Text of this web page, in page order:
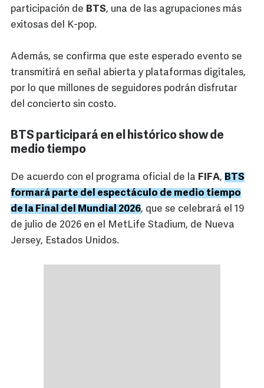
participación de BTS, una de las agrupaciones más
exitosas del K-pop.
Además, se confirma que este esperado evento se
transmitirá en señal abierta y plataformas digitales,
por lo que millones de seguidores podrán disfrutar
del concierto sin costo.
BTS participará en el histórico show de
medio tiempo
De acuerdo con el programa oficial de la FIFA, BTS
formará parte del espectáculo de medio tiempo
de la Final del Mundial 2026, que se celebrará el 19
de julio de 2026 en el MetLife Stadium, de Nueva
Jersey, Estados Unidos.